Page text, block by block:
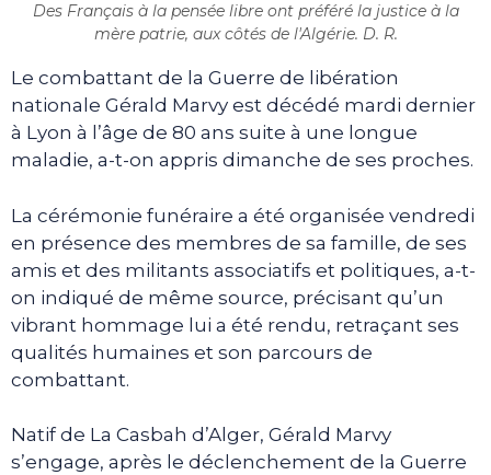
Des Français à la pensée libre ont préféré la justice à la
mère patrie, aux côtés de l'Algérie. D. R.
Le combattant de la Guerre de libération
nationale Gérald Marvy est décédé mardi dernier
à Lyon à l’âge de 80 ans suite à une longue
maladie, a-t-on appris dimanche de ses proches.
La cérémonie funéraire a été organisée vendredi
en présence des membres de sa famille, de ses
amis et des militants associatifs et politiques, a-t-
on indiqué de même source, précisant qu’un
vibrant hommage lui a été rendu, retraçant ses
qualités humaines et son parcours de
combattant.
Natif de La Casbah d’Alger, Gérald Marvy
s’engage, après le déclenchement de la Guerre